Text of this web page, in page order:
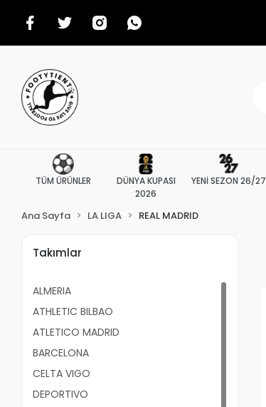
TÜM ÜRÜNLER
DÜNYA KUPASI
2026
YENİ SEZON 26/27
Ana Sayfa LA LIGA REAL MADRID
Takımlar
ALMERIA
ATHLETIC BILBAO
ATLETICO MADRID
BARCELONA
CELTA VIGO
DEPORTIVO